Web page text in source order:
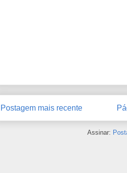
Postagem mais recente
Assinar: